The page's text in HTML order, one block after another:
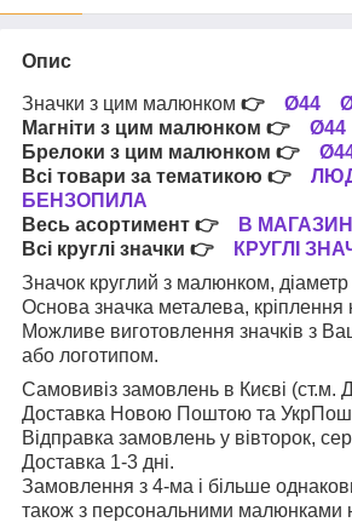
Опис
Значки з цим малюнком 👉 Ø44
Магніти з цим малюнком 👉 Ø44
Брелоки з цим малюнком 👉
Всі товари за тематикою 👉
БЕНЗОПИЛА
Весь асортимент 👉
В МАГАЗИН
Всі круглі значки 👉
КРУГЛІ
Значок круглий з малюнком, діаметр
Основа значка металева, кріплення
Можливе виготовлення значків з
або логотипом.
Самовивіз замовлень в Києві (ст.м.
Доставка Новою Поштою та
Відправка замовлень у вівторок,
Доставка 1-3 дні.
Замовлення з 4-ма і більше
також з персональними малюнками